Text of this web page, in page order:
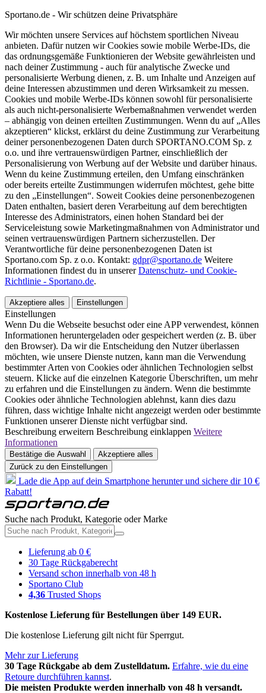
Sportano.de - Wir schützen deine Privatsphäre
Wir möchten unsere Services auf höchstem sportlichen Niveau
anbieten. Dafür nutzen wir Cookies sowie mobile Werbe-IDs, die
das ordnungsgemäße Funktionieren der Website gewährleisten und
nach deiner Zustimmung - auch für analytische Zwecke und
personalisierte Werbung dienen, z. B. um Inhalte und Anzeigen auf
deine Interessen abzustimmen und deren Wirksamkeit zu messen.
Cookies und mobile Werbe-IDs können sowohl für personalisierte
als auch nicht-personalisierte Werbemaßnahmen verwendet werden
– abhängig von deinen erteilten Zustimmungen. Wenn du auf „Alles
akzeptieren“ klickst, erklärst du deine Zustimmung zur Verarbeitung
deiner personenbezogenen Daten durch SPORTANO.COM Sp. z
o.o. und ihre vertrauenswürdigen Partner, einschließlich der
Personalisierung von Werbung auf der Website und darüber hinaus.
Wenn du keine Zustimmung erteilen, den Umfang einschränken
oder bereits erteilte Zustimmungen widerrufen möchtest, gehe bitte
zu den „Einstellungen“. Soweit Cookies deine personenbezogenen
Daten enthalten, basiert deren Verarbeitung auf dem berechtigten
Interesse des Administrators, einen hohen Standard bei der
Serviceleistung sowie Marketingmaßnahmen von Administrator und
seinen vertrauenswürdigen Partnern sicherzustellen. Der
Verantwortliche für deine personenbezogenen Daten ist
Sportano.com Sp. z o.o. Kontakt: gdpr@sportano.de Weitere
Informationen findest du in unsererDatenschutz- und Cookie-
Richtlinie - Sportano.de.
Akzeptiere alles Einstellungen
Einstellungen
Wenn Du die Webseite besuchst oder eine APP verwendest, können
Informationen heruntergeladen oder gespeichert werden (z. B. über
den Browser). Da wir die Entscheidung den Nutzer überlassen
möchten, wie unsere Dienste nutzen, kann man die Verwendung
bestimmter Arten von Cookies oder ähnlichen Technologien selbst
steuern. Klicke auf die einzelnen Kategorie Überschriften, um mehr
zu erfahren und die Einstellungen zu ändern. Wenn die bestimmte
Cookies oder ähnliche Technologien ablehnst, kann dies dazu
führen, dass wichtige Inhalte nicht angezeigt werden oder bestimmte
Funktionen unserer Dienste nicht verfügbar sind.
Beschreibung erweitern Beschreibung einklappen Weitere
Informationen
Bestätige die Auswahl
Akzeptiere alles
Zurück zu den Einstellungen
Lade die App auf dein Smartphone herunter und sichere dir 10 €
Rabatt!
Suche nach Produkt, Kategorie oder Marke
Lieferung ab 0 €
30 Tage Rückgaberecht
Versand schon innerhalb von 48 h
Sportano Club
4,36 Trusted Shops
Kostenlose Lieferung für Bestellungen über 149 EUR.
Die kostenlose Lieferung gilt nicht für Sperrgut.
Mehr zur Lieferung
30 Tage Rückgabe ab dem Zustelldatum. Erfahre, wie du eine
Retoure durchführen kannst.
Die meisten Produkte werden innerhalb von 48 h versandt.